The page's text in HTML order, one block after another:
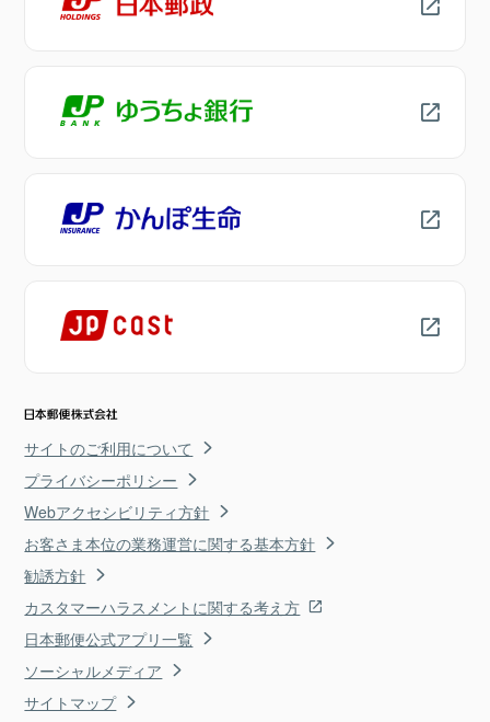
サイトのご利用について
プライバシーポリシー
Webアクセシビリティ方針
お客さま本位の業務運営に関する基本方針
勧誘方針
カスタマーハラスメントに関する考え方
日本郵便公式アプリ一覧
ソーシャルメディア
サイトマップ